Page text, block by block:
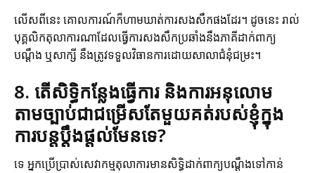
លើសពីនេះ គោលការណ៍ក៏ហាមឃាត់ការសងសឹកផងដែរ។ ដូចនេះ រាល់
បុគ្គលិកតុលាការណាដែលធ្វើការសងសឹកប្រឆាំងនឹងភាគីដាក់ពាក្យ
បណ្តឹង ឬសាក្សី នឹងត្រូវទទួលវិធានការដោយសាលាជំនុំជម្រះ។
8. តើសិទ្ធិកន្លែងធ្វើការ និងការអនុលោម
តាមច្បាប់ជាជម្រើសតែមួយគត់របស់ខ្ញុំក្នុង
ការបន្តប្តឹងផ្តល់មែនទេ?
ទេ អ្នកប្រើប្រាស់សេវាកម្មតុលាការមានសិទ្ធិដាក់ពាក្យបណ្ដឹងទៅកាន់